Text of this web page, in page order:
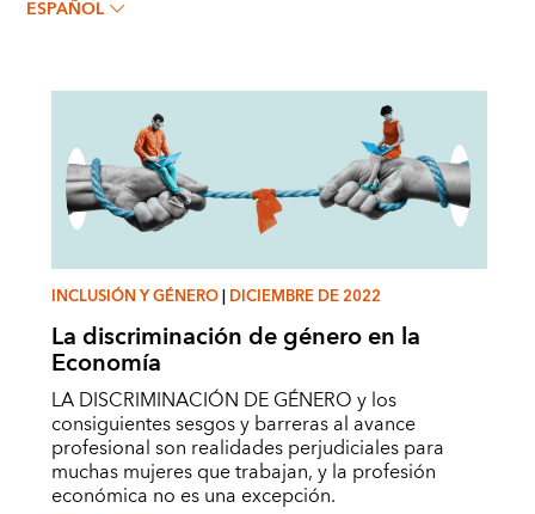
ESPAÑOL
INCLUSIÓN Y GÉNERO|DICIEMBRE DE 2022
La discriminación de género en la
Economía
LA DISCRIMINACIÓN DE GÉNERO y los
consiguientes sesgos y barreras al avance
profesional son realidades perjudiciales para
muchas mujeres que trabajan, y la profesión
económica no es una excepción.